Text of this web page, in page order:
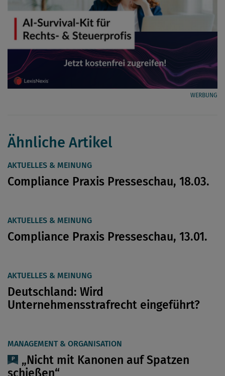
WERBUNG
Ähnliche Artikel
AKTUELLES & MEINUNG
Compliance Praxis Presseschau, 18.03.
AKTUELLES & MEINUNG
Compliance Praxis Presseschau, 13.01.
AKTUELLES & MEINUNG
Deutschland: Wird
Unternehmensstrafrecht eingeführt?
MANAGEMENT & ORGANISATION
„Nicht mit Kanonen auf Spatzen
schießen“